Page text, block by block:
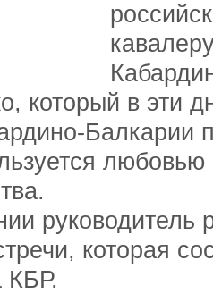
который в эти
Балкарии
руководитель
которая
КБР.